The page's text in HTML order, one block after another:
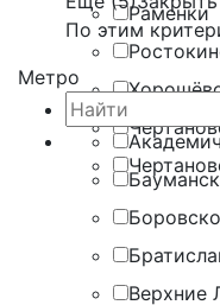
Раменки
По этим
Метро
Верхние